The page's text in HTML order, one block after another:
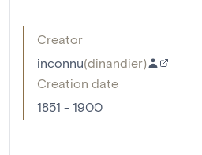
Creator
inconnu(dinandier)
Creation date
1851 - 1900